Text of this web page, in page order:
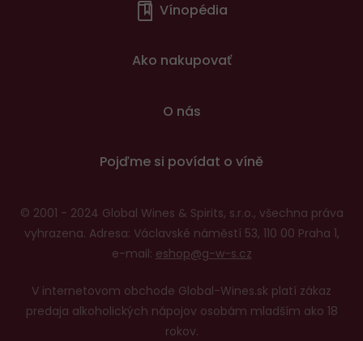
Vínopédia
Ako nakupovať
O nás
Pojďme si povídat o víně
© 2001 - 2024 Global Wines & Spirits, s.r.o., všechna práva
vyhrazena. Adresa: Václavské náměstí 53, 110 00 Praha 1,
e-mail: eshop@g-w-s.cz
V internetovom obchode Global-Wines.sk platí zákaz
predaja alkoholických nápojov osobám mladším ako 18
rokov.